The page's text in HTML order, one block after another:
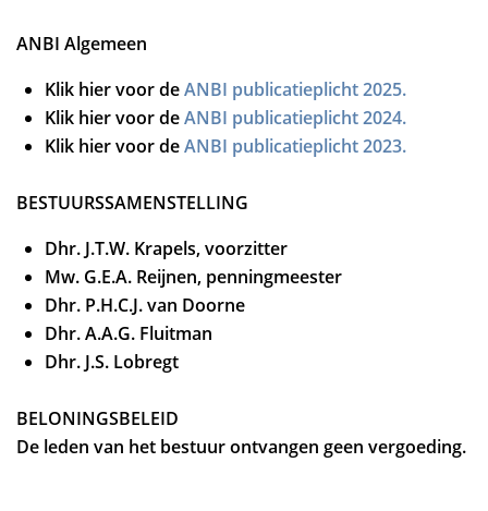
ANBI Algemeen
Klik hier voor deANBI publicatieplicht 2025.
Klik hier voor deANBI publicatieplicht 2024.
Klik hier voor deANBI publicatieplicht 2023.
BESTUURSSAMENSTELLING
Dhr. J.T.W. Krapels, voorzitter
Mw. G.E.A. Reijnen, penningmeester
Dhr. P.H.C.J. van Doorne
Dhr. A.A.G. Fluitman
Dhr. J.S. Lobregt
BELONINGSBELEID
De leden van het bestuur ontvangen geen vergoeding.